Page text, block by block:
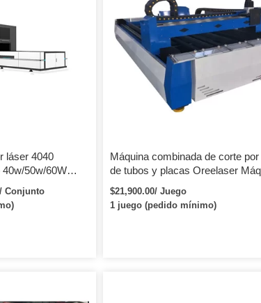
láser 4040
40w/50w/60W
Conjunto
Máquina combinada de corte
de tubos y placas Oreelaser
de corte por láser de tubos y
en 1
$21,900.00/ Juego
1 juego (pedido mínimo)